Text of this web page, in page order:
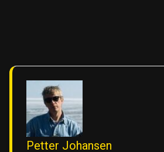
Petter Johansen